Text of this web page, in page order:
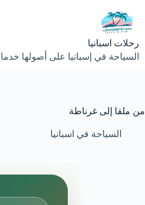
إلى
المحتوى
رحلات اسبانيا
السياحة في إسبانيا على أصولها
من ملقا إلى غرناطة
السياحة في اسبانيا